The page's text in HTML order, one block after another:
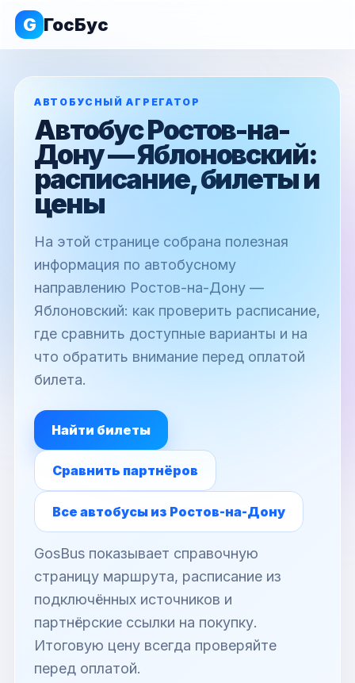
G ГосБус
АВТОБУСНЫЙ АГРЕГАТОР
Автобус Ростов-на-
Дону — Яблоновский:
расписание, билеты и
цены
На этой странице собрана полезная
информация по автобусному
направлению Ростов-на-Дону —
Яблоновский: как проверить расписание,
где сравнить доступные варианты и на
что обратить внимание перед оплатой
билета.
Найти билеты
Сравнить партнёров
Все автобусы из Ростов-на-Дону
GosBus показывает справочную
страницу маршрута, расписание из
подключённых источников и
партнёрские ссылки на покупку.
Итоговую цену всегда проверяйте
перед оплатой.